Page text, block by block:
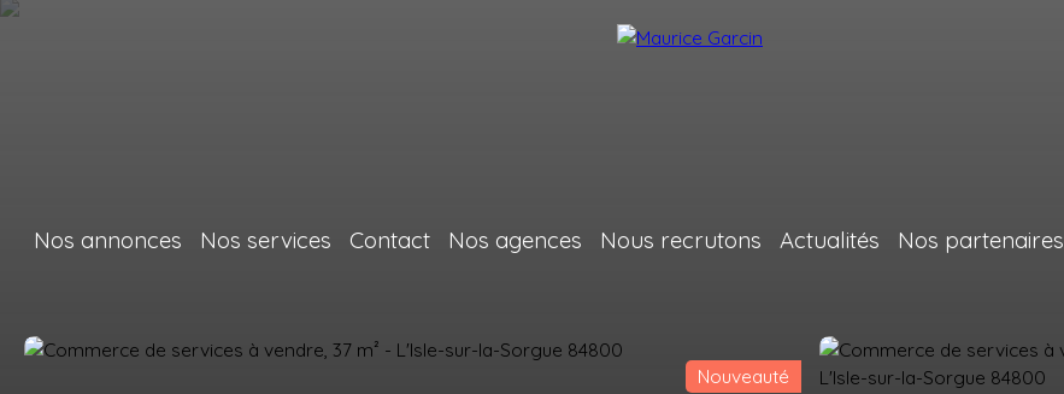
Nos annonces Nos services Contact Nos agences Nous recrutons Actualités Nos partenaires
Nouveauté